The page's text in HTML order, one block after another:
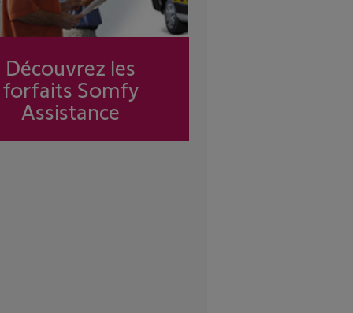
Découvrez les
forfaits Somfy
Assistance